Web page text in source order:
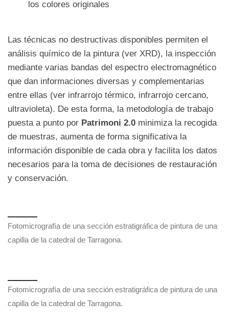
los colores originales
Las técnicas no destructivas disponibles permiten el
análisis químico de la pintura (ver XRD), la inspección
mediante varias bandas del espectro electromagnético
que dan informaciones diversas y complementarias
entre ellas (ver infrarrojo térmico, infrarrojo cercano,
ultravioleta). De esta forma, la metodología de trabajo
puesta a punto por Patrimoni 2.0 minimiza la recogida
de muestras, aumenta de forma significativa la
información disponible de cada obra y facilita los datos
necesarios para la toma de decisiones de restauración
y conservación.
Fotomicrografía de una sección estratigráfica de pintura de una